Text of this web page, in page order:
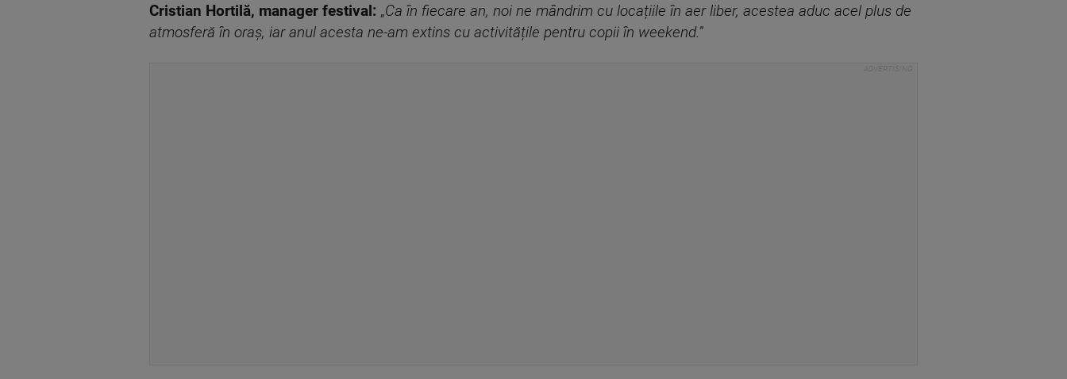
Cristian Hortilă, manager festival: „Ca în fiecare an, noi ne mândrim cu locațiile în aer liber, acestea aduc acel plus de
atmosferă în oraș, iar anul acesta ne-am extins cu activitățile pentru copii în weekend.”